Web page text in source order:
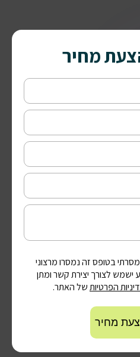
מחיר
בטופס זה נמסרו מרצוני
ישמש לצורך יצירת קשר ומתן
הפרטיותשל האתר.